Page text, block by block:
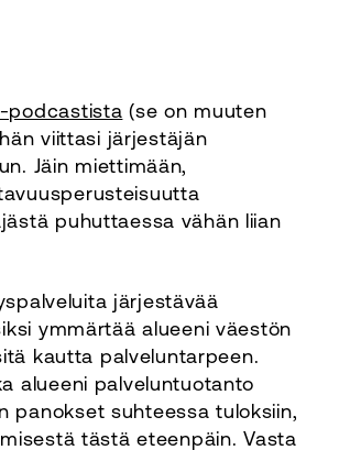
podcastista (se on muuten
viittasi järjestäjän
Jäin miettimään,
puhuttaessa vähän liian
järjestävää
ymmärtää alueeni väestön
kautta palveluntarpeen.
alueeni palveluntuotanto
panokset suhteessa tuloksiin,
tästä eteenpäin. Vasta